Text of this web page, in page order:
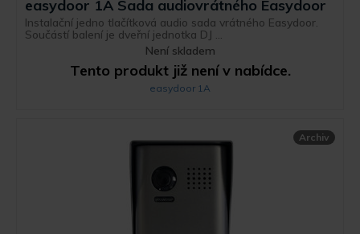
easydoor 1A Sada audiovrátného Easydoor
Instalační jedno tlačítková audio sada vrátného Easydoor.
Součástí balení je dveřní jednotka DJ ...
Není skladem
Tento produkt již není v nabídce.
easydoor 1A
Archiv